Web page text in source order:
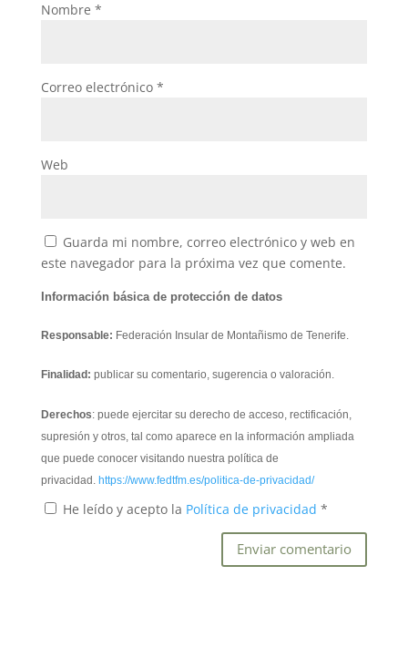
Nombre *
Correo electrónico *
Web
Guarda mi nombre, correo electrónico y web en
este navegador para la próxima vez que comente.
Información básica de protección de datos
Responsable: Federación Insular de Montañismo de Tenerife.
Finalidad: publicar su comentario, sugerencia o valoración.
Derechos: puede ejercitar su derecho de acceso, rectificación,
supresión y otros, tal como aparece en la información ampliada
que puede conocer visitando nuestra política de
privacidad. https://www.fedtfm.es/politica-de-privacidad/
He leído y acepto la Política de privacidad *